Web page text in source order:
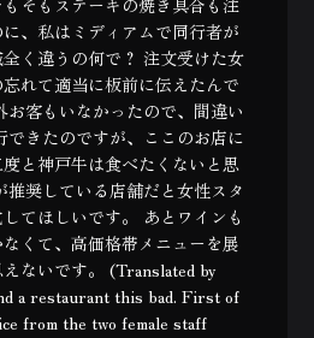
、私はミディアムで同行者が
く違うの何で？ 注文受けた女
れて適当に板前に伝えたんで
お客もいなかったので、間違い
できたのですが、ここのお店に
と神戸牛は食べたくないと思
推奨している店舗だと女性スタ
てほしいです。 あとワインも
くて、高価格帯メニューを展
ないです。 (Translated by
a restaurant this bad. First of
from the two female staff